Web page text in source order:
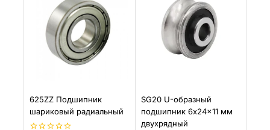
625ZZ Подшипник
шариковый радиальный
SG20 U-образный
подшипник 6x24x11 мм
двухрядный